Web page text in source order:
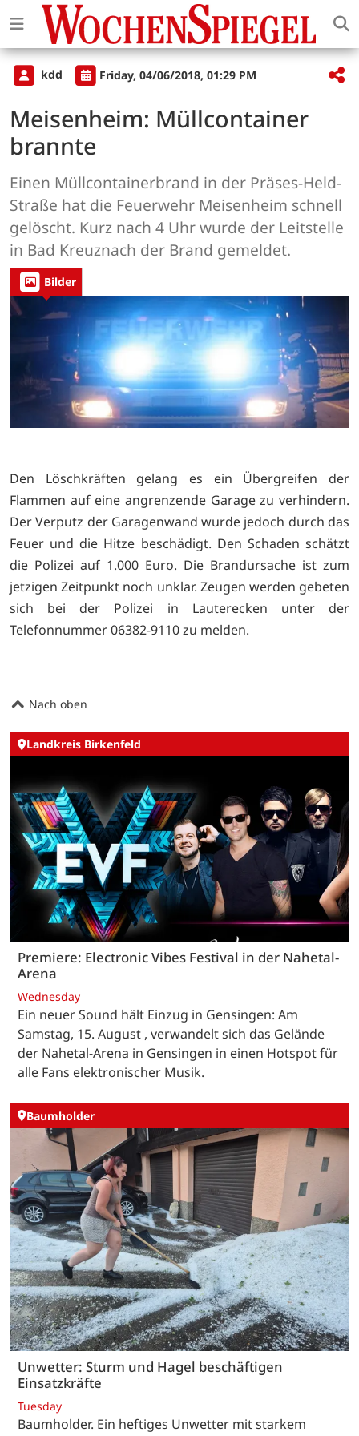
kdd Friday, 04/06/2018, 01:29 PM
Meisenheim: Müllcontainer
brannte
Einen Müllcontainerbrand in der Präses-Held-
Straße hat die Feuerwehr Meisenheim schnell
gelöscht. Kurz nach 4 Uhr wurde der Leitstelle
in Bad Kreuznach der Brand gemeldet.
Bilder
Den Löschkräften gelang es ein Übergreifen der
Flammen auf eine angrenzende Garage zu verhindern.
Der Verputz der Garagenwand wurde jedoch durch das
Feuer und die Hitze beschädigt. Den Schaden schätzt
die Polizei auf 1.000 Euro. Die Brandursache ist zum
jetzigen Zeitpunkt noch unklar. Zeugen werden gebeten
sich bei der Polizei in Lauterecken unter der
Telefonnummer 06382-9110 zu melden.
Nach oben
Landkreis Birkenfeld
Premiere: Electronic Vibes Festival in der Nahetal-
Arena
Wednesday
Ein neuer Sound hält Einzug in Gensingen: Am
Samstag, 15. August , verwandelt sich das Gelände
der Nahetal-Arena in Gensingen in einen Hotspot für
alle Fans elektronischer Musik.
Baumholder
Unwetter: Sturm und Hagel beschäftigen
Einsatzkräfte
Tuesday
Baumholder. Ein heftiges Unwetter mit starkem